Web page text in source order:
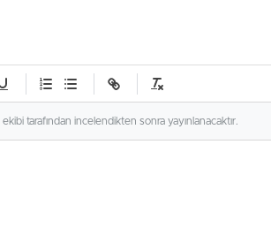
ekibi tarafından incelendikten sonra yayınlanacaktır.